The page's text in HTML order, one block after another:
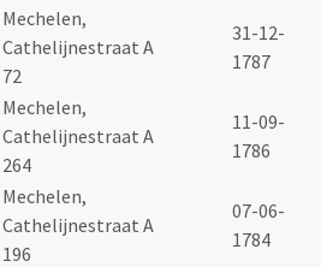
Mechelen,
Cathelijnestraat A
72
31-12-
1787
Mechelen,
Cathelijnestraat A
264
11-09-
1786
Mechelen,
Cathelijnestraat A
196
07-06-
1784